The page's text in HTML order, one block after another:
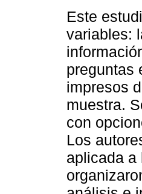
Este
variables:
preguntas
impresos
muestra.
con
Los
aplicada a